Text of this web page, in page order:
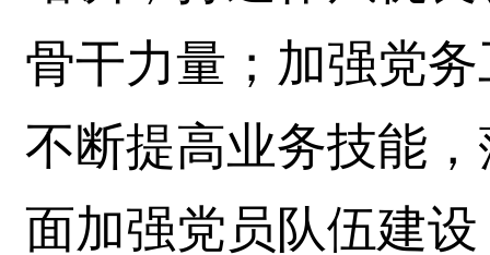
骨干力量；加强党
不断提高业务技能
面加强党员队伍建